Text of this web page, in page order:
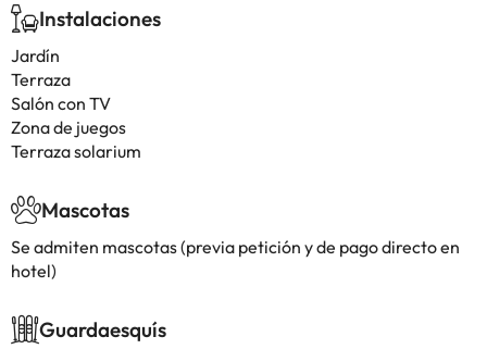
Instalaciones
Jardín
Terraza
Salón con TV
Zona de juegos
Terraza solarium
Mascotas
Se admiten mascotas (previa petición y de pago directo en
hotel)
Guardaesquís